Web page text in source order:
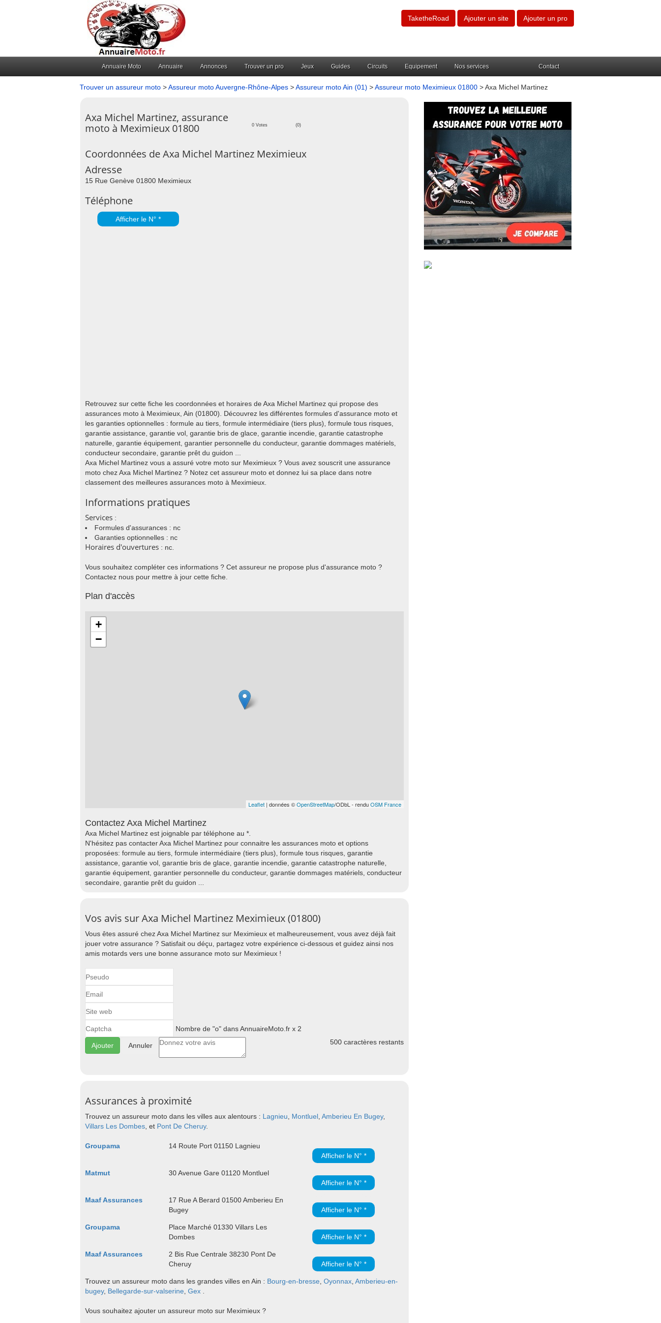
TaketheRoad Ajouter un site Ajouter un pro
Annuaire Moto Annuaire Annonces Trouver un pro Jeux Guides Circuits Equipement Nos services Contact
Trouver un assureur moto >Assureur moto Auvergne-Rhône-Alpes >Assureur moto Ain (01) >Assureur moto Meximieux 01800 > Axa Michel Martinez
Axa Michel Martinez, assurance
moto à Meximieux 01800
0 Votes (0)
Coordonnées de Axa Michel Martinez Meximieux
Adresse
15 Rue Genève 01800 Meximieux
Téléphone
Afficher le N° *
Retrouvez sur cette fiche les coordonnées et horaires de Axa Michel Martinez qui propose des
assurances moto à Meximieux, Ain (01800). Découvrez les différentes formules d'assurance moto et
les garanties optionnelles : formule au tiers, formule intermédiaire (tiers plus), formule tous risques,
garantie assistance, garantie vol, garantie bris de glace, garantie incendie, garantie catastrophe
naturelle, garantie équipement, garantier personnelle du conducteur, garantie dommages matériels,
conducteur secondaire, garantie prêt du guidon ...
Axa Michel Martinez vous a assuré votre moto sur Meximieux ? Vous avez souscrit une assurance
moto chez Axa Michel Martinez ? Notez cet assureur moto et donnez lui sa place dans notre
classement des meilleures assurances moto à Meximieux.
Informations pratiques
Services :
Formules d'assurances : nc
Garanties optionnelles : nc
Horaires d'ouvertures : nc.
Vous souhaitez compléter ces informations ? Cet assureur ne propose plus d'assurance moto ?
Contactez nous pour mettre à jour cette fiche.
Plan d'accès
+
−
Leaflet | données ©OpenStreetMap/ODbL - renduOSM France
Contactez Axa Michel Martinez
Axa Michel Martinez est joignable par téléphone au *.
N'hésitez pas contacter Axa Michel Martinez pour connaitre les assurances moto et options
proposées: formule au tiers, formule intermédiaire (tiers plus), formule tous risques, garantie
assistance, garantie vol, garantie bris de glace, garantie incendie, garantie catastrophe naturelle,
garantie équipement, garantier personnelle du conducteur, garantie dommages matériels, conducteur
secondaire, garantie prêt du guidon ...
Vos avis sur Axa Michel Martinez Meximieux (01800)
Vous êtes assuré chez Axa Michel Martinez sur Meximieux et malheureusement, vous avez déjà fait
jouer votre assurance ? Satisfait ou déçu, partagez votre expérience ci-dessous et guidez ainsi nos
amis motards vers une bonne assurance moto sur Meximieux !
Nombre de "o" dans AnnuaireMoto.fr x 2
Annuler 500 caractères restants
Assurances à proximité
Trouvez un assureur moto dans les villes aux alentours : Lagnieu Montluel Amberieu En Bugey,
Villars Les Dombes , et Pont De Cheruy.
Groupama
14 Route Port 01150 Lagnieu
Afficher le N° *
Matmut
30 Avenue Gare 01120 Montluel
Afficher le N° *
Maaf Assurances
17 Rue A Berard 01500 Amberieu En
Bugey
Afficher le N° *
Groupama
Place Marché 01330 Villars Les
Dombes
Afficher le N° *
Maaf Assurances
2 Bis Rue Centrale 38230 Pont De
Cheruy
Afficher le N° *
Trouvez un assureur moto dans les grandes villes en Ain : Bourg-en-bresse Oyonnax Amberieu-en-
bugey, Bellegarde-sur-valserine Gex
Vous souhaitez ajouter un assureur moto sur Meximieux ?